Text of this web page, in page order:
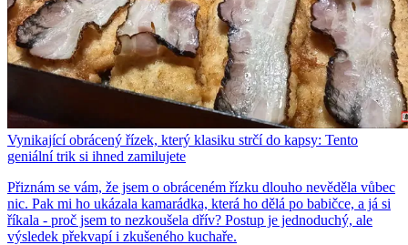
Vynikající obrácený řízek, který klasiku strčí do kapsy: Tento
geniální trik si ihned zamilujete
Přiznám se vám, že jsem o obráceném řízku dlouho nevěděla vůbec
nic. Pak mi ho ukázala kamarádka, která ho dělá po babičce, a já si
říkala - proč jsem to nezkoušela dřív? Postup je jednoduchý, ale
výsledek překvapí i zkušeného kuchaře.